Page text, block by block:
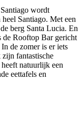
wordt
heel Santiago. Met een
berg Santa Lucia. En
de Rooftop Bar gericht
In de zomer is er iets
fantastische
natuurlijk een
eettafels en